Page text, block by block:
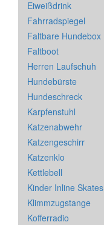
Eiweißdrink
Fahrradspiegel
Faltbare Hundebox
Faltboot
Herren Laufschuh
Hundebürste
Hundeschreck
Karpfenstuhl
Katzenabwehr
Katzengeschirr
Katzenklo
Kettlebell
Kinder Inline Skates
Klimmzugstange
Kofferradio